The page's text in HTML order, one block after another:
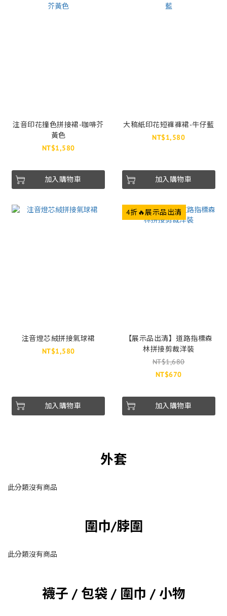
注音印花撞色拼接裙-咖啡芥
黃色
NT$1,580
加入購物車
大稿紙印花短褲褲裙-牛仔藍
NT$1,580
加入購物車
注音燈芯絨拼接氣球裙
NT$1,580
加入購物車
4折🔥展示品出清
【展示品出清】道路指標森
林拼接剪裁洋裝
NT$1,680
NT$670
加入購物車
外套
此分類沒有商品
圍巾/脖圍
此分類沒有商品
襪子 / 包袋 / 圍巾 / 小物